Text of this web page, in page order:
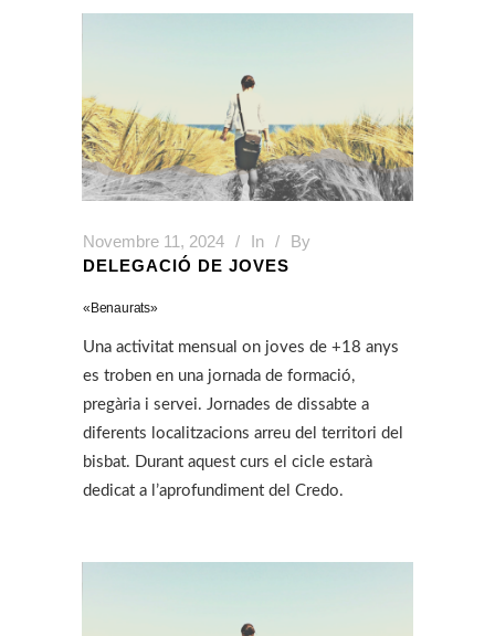
Novembre 11, 2024 In
By
DELEGACIÓ DE JOVES
«Benaurats»
Una activitat mensual on joves de +18 anys
es troben en una jornada de formació,
pregària i servei. Jornades de dissabte a
diferents localitzacions arreu del territori del
bisbat. Durant aquest curs el cicle estarà
dedicat a l’aprofundiment del Credo.